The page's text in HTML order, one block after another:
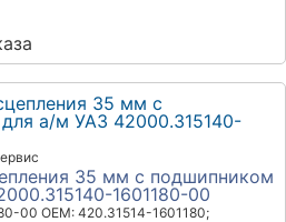
35 мм с подшипником
1601180-00
00 OEM: 420.31514-1601180;